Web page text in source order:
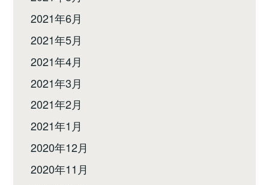
2021年6月
2021年5月
2021年4月
2021年3月
2021年2月
2021年1月
2020年12月
2020年11月